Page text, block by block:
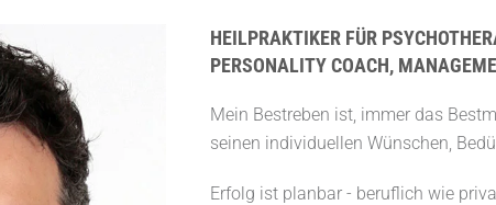
HEILPRAKTIKER FÜR
PERSONALITY COACH,
Mein Bestreben ist, immer das
seinen individuellen Wünschen,
Erfolg ist planbar - beruflich wie